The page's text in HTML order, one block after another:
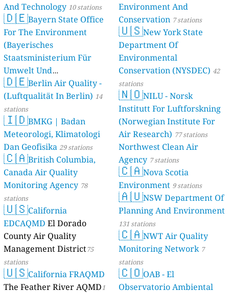
And Technology 10 stations
🇩🇪Bayern State Office
For The Environment
(Bayerisches
Staatsministerium Für
Umwelt Und
Verbraucherschutz) - LfU
46 stations
🇩🇪Berlin Air Quality -
(Luftqualität In Berlin) 14
stations
🇮🇩BMKG | Badan
Meteorologi, Klimatologi
Dan Geofisika 29 stations
🇨🇦British Columbia,
Canada Air Quality
Monitoring Agency 78
stations
🇺🇸California
EDCAQMD El Dorado
County Air Quality
Management District75
stations
🇺🇸California FRAQMD
The Feather River AQMD1
Environment And
Conservation 7 stations
🇺🇸New York State
Department Of
Environmental
Conservation (NYSDEC) 42
stations
🇳🇴NILU - Norsk
Institutt For Luftforskning
(Norwegian Institute For
Air Research) 77 stations
Northwest Clean Air
Agency 7 stations
🇨🇦Nova Scotia
Environment 9 stations
🇦🇺NSW Department Of
Planning And Environment
131 stations
🇨🇦NWT Air Quality
Monitoring Network 7
stations
🇨🇴OAB - El
Observatorio Ambiental